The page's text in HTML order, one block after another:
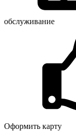
обслуживание
Оформить карту